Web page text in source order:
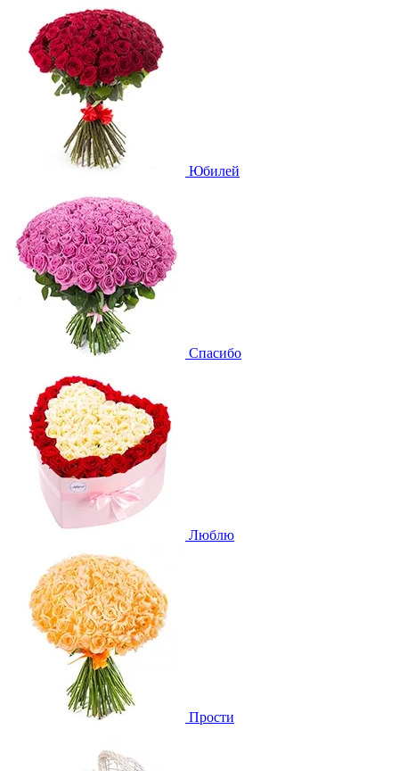
Юбилей
Спасибо
Люблю
Прости